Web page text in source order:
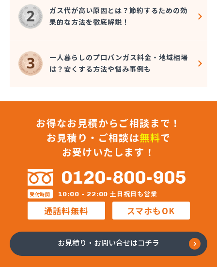
株式会社コジマガス
株式会社コジマガス ライフアップサポート
株式会社コンプロ産工
株式会社シェル石油豊橋LPG充填工場
株式会社しんせきプロパン部
株式会社スギサン化学
株式会社スマイルガステクノロジー
株式会社バンノ
株式会社フジプロ
株式会社フジプロ刈谷営業所
株式会社ホームガス東海
株式会社ホームガス東海 楽田ショップ
株式会社マルエイ名古屋支店
株式会社マルコー
株式会社マルハチ
株式会社マルマン
株式会社ヤマアキ
株式会社よしや商店
ガス代が高い原因とは？節約するための効
果的な方法を徹底解説！
一人暮らしのプロパンガス料金・地域相場
は？安くする方法や悩み事例も
お得なお見積からご相談まで！
お見積り・ご相談は無料で
お受けいたします！
0120-800-905
受付時間 10:00 - 22:00 土日祝日も営業
通話料無料 スマホもOK
お見積り・お問い合せはコチラ